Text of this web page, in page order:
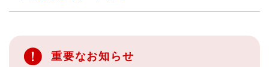
重要なお知らせ